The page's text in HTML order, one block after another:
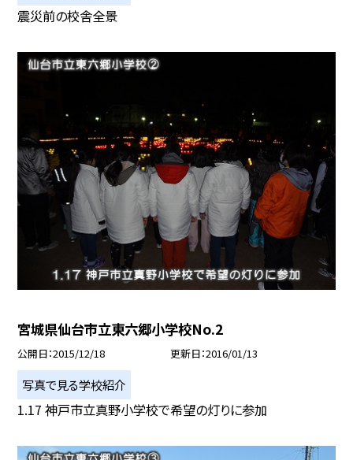
震災前の校舎全景
宮城県仙台市立東六郷小学校No.2
公開日 2015/12/18 更新日 2016/01/13
写真で見る学校紹介
1.17 神戸市立真野小学校で希望の灯りに参加